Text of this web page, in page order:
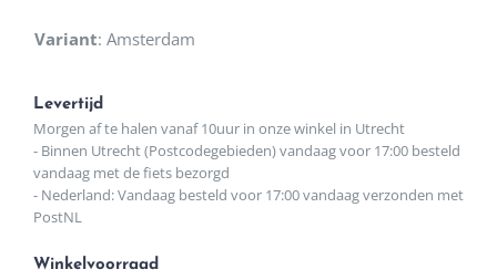
Variant: Amsterdam
Levertijd
Morgen af te halen vanaf 10uur in onze winkel in Utrecht
- Binnen Utrecht (Postcodegebieden) vandaag voor 17:00 besteld
vandaag met de fiets bezorgd
- Nederland: Vandaag besteld voor 17:00 vandaag verzonden met
PostNL
Winkelvoorraad